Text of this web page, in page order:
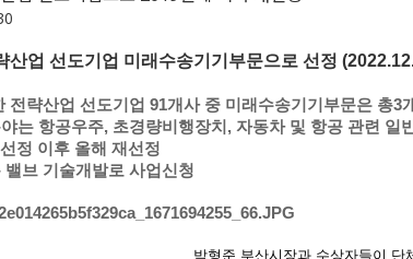
산업 선도기업 미래수송기기부문으로 선정
전략산업 선도기업 91개사 중 미래수송기기부문은 총3
는 항공우주, 초경량비행장치, 자동차 및 항공 관련
정 이후 올해 재선정
브 기술개발로 사업신청
박형준 부산시장과 수상자들이